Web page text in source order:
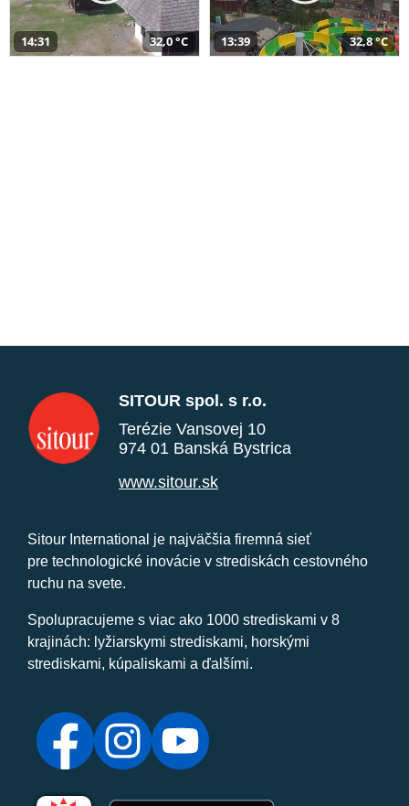
14:31 32,0 °C 13:39 32,8 °C
SITOUR spol. s r.o.
Terézie Vansovej 10
974 01 Banská Bystrica
www.sitour.sk
Sitour International je najväčšia firemná sieť
pre technologické inovácie v strediskách cestovného
ruchu na svete.
Spolupracujeme s viac ako 1000 strediskami v 8
krajinách: lyžiarskymi strediskami, horskými
strediskami, kúpaliskami a ďalšími.